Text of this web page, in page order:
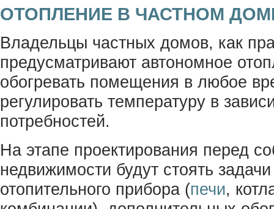
ОТОПЛЕНИЕ В ЧАСТНОМ
Владельцы частных домов, как
предусматривают автономное
обогревать помещения в любое
регулировать температуру в
потребностей.
На этапе проектирования перед
недвижимости будут стоять
отопительного прибора (печи,